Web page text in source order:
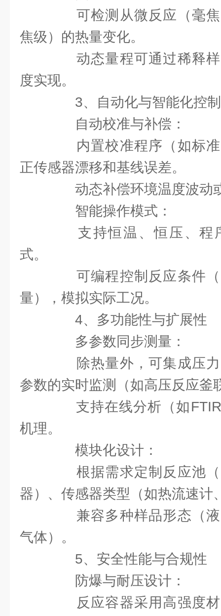
可检测从微反应（毫焦
焦级）的热量变化。
动态量程可通过稀释样
度实现。
3、自动化与智能化控制
自动校准与补偿：
内置校准程序（如标准
正传感器漂移和基线误差。
动态补偿环境温度波动
智能操作模式：
支持恒温、恒压、程
式。
可编程控制反应条件（
量），模拟实际工况。
4、多功能性与扩展性
多参数同步测量：
除热量外，可集成压力
参数的实时监测（如高压反应釜
支持在线分析（如FTIR
机理。
模块化设计：
根据需求定制反应池（
器）、传感器类型（如热流速计
兼容多种样品形态（液
气体）。
5、安全性能与合规性
防爆与耐压设计：
反应容器采用高强度材